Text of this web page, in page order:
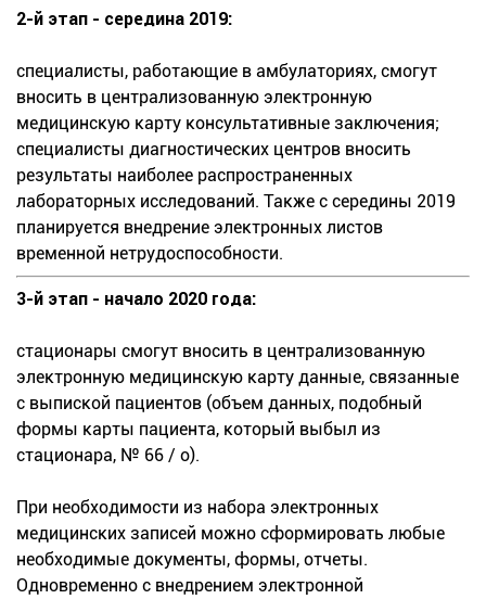
2-й этап - середина 2019:
специалисты, работающие в амбулаториях, смогут
вносить в централизованную электронную
медицинскую карту консультативные заключения;
специалисты диагностических центров вносить
результаты наиболее распространенных
лабораторных исследований. Также с середины 2019
планируется внедрение электронных листов
временной нетрудоспособности.
3-й этап - начало 2020 года:
стационары смогут вносить в централизованную
электронную медицинскую карту данные, связанные
с выпиской пациентов (объем данных, подобный
формы карты пациента, который выбыл из
стационара, № 66 / о).
При необходимости из набора электронных
медицинских записей можно сформировать любые
необходимые документы, формы, отчеты.
Одновременно с внедрением электронной